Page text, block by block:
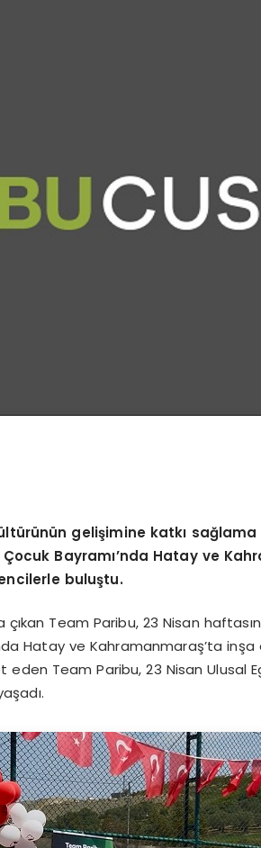
gelişimine katkı
Bayramı’nda Hatay ve
buluştu.
çıkan Team Paribu, 23 Nisan
Hatay ve Kahramanmaraş’ta inşa
eden Team Paribu, 23 Nisan Ulusal